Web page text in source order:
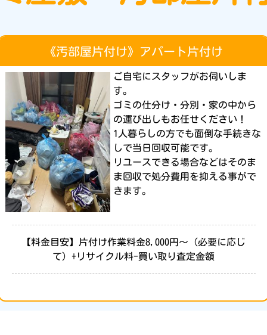
《汚部屋片付け》アパート片付け
ご自宅にスタッフがお伺いしま
す。
ゴミの仕分け・分別・家の中から
の運び出しもお任せください！
1人暮らしの方でも面倒な手続きな
しで当日回収可能です。
リユースできる場合などはそのま
ま回収で処分費用を抑える事がで
きます。
【料金目安】片付け作業料金8,000円～（必要に応じ
て）+リサイクル料-買い取り査定金額